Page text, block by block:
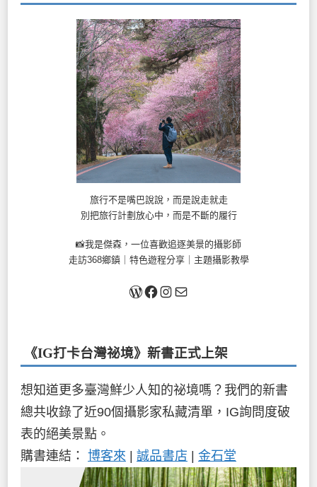
旅行不是嘴巴說說，而是說走就走
別把旅行計劃放心中，而是不斷的履行
📸我是傑森，一位喜歡追逐美景的攝影師
走訪368鄉鎮｜特色遊程分享｜主題攝影教學
關於我Facebook
Instagram
《IG打卡台灣祕境》新書正式上架
想知道更多臺灣鮮少人知的祕境嗎？我們的新書
總共收錄了近90個攝影家私藏清單，IG詢問度破
表的絕美景點。
購書連結： 博客來 | 誠品書店 | 金石堂